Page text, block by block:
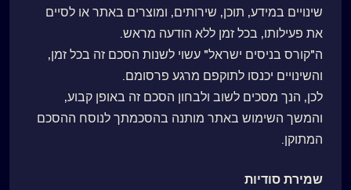
שינויים במידע, תוכן, שירותים, ומוצרים באתר או לסיים
את פעילותו, בכל זמן ללא הודעה מראש.
ה"קורס בניסים ישראל" עשוי לשנות הסכם זה בכל זמן,
והשינויים יכנסו לתוקפם מרגע פרסומם.
לכן, הנך מסכים לשוב ולבחון הסכם זה באופן קבוע,
והמשך השימוש באתר מותנה בהסכמתך לנוסח ההסכם
המתוקן.
שמירת סודיות